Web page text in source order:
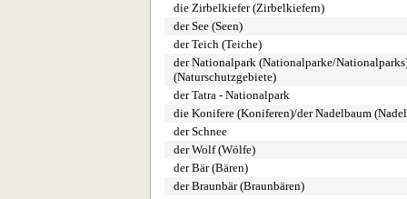
die Zirbelkiefer (Zirbelkiefern)
der See (Seen)
der Teich (Teiche)
der Nationalpark (Nationalparke/
(Naturschutzgebiete)
der Tatra - Nationalpark
die Konifere (Koniferen)/der Nadelbaum
der Schnee
der Wolf (Wölfe)
der Bär (Bären)
der Braunbär (Braunbären)